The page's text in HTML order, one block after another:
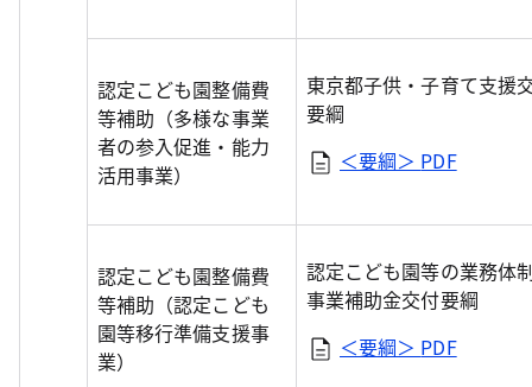
認定こども園整備費
等補助（多様な事業
者の参入促進・能力
活用事業）
東京都子供・子育て支援
要綱
＜要綱＞ PDF
認定こども園整備費
等補助（認定こども
園等移行準備支援事
業）
認定こども園等の業務体
事業補助金交付要綱
＜要綱＞ PDF